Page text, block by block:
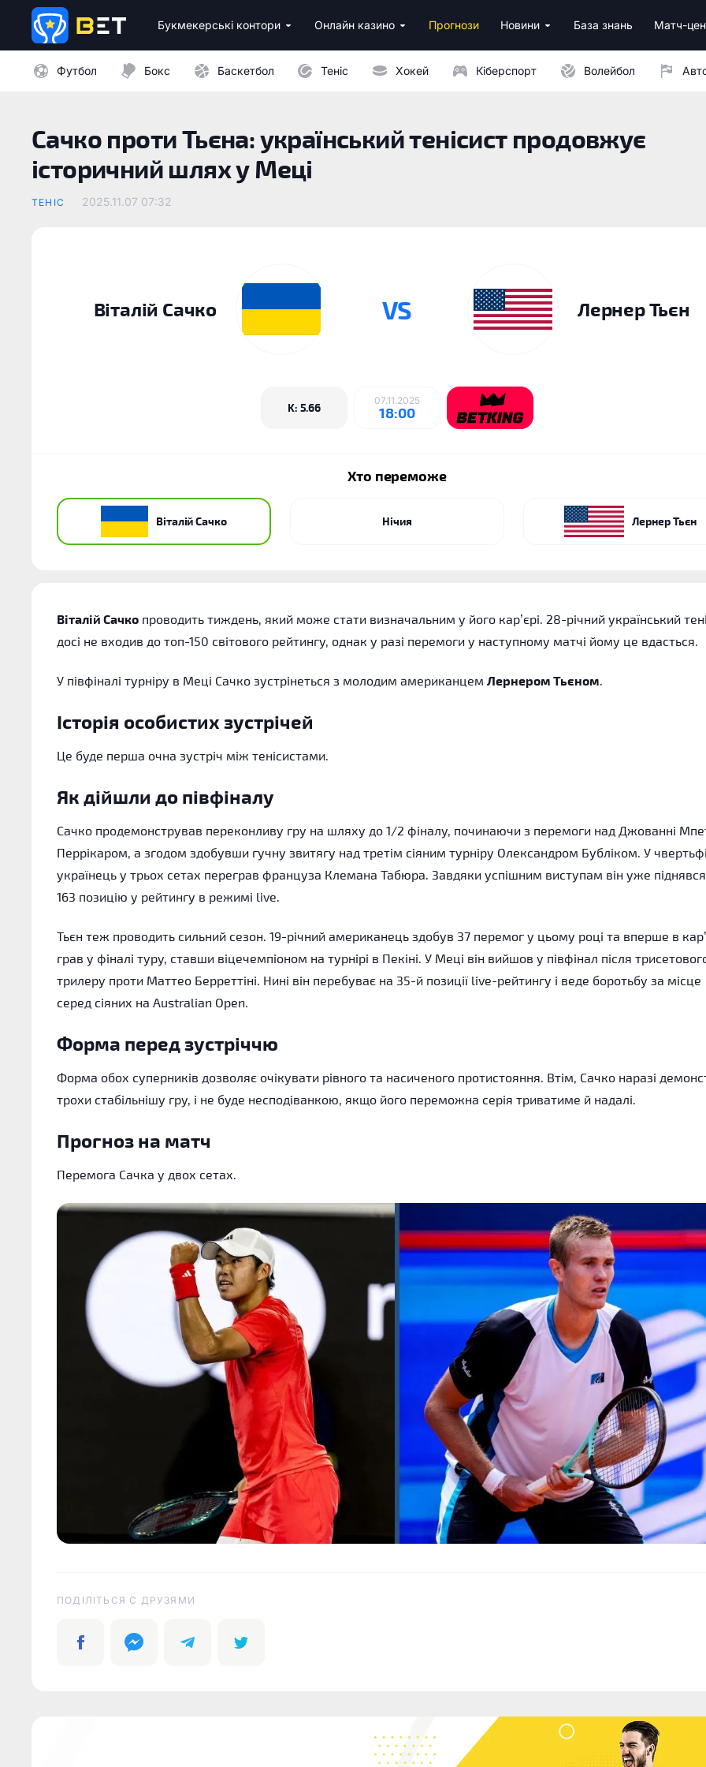
Букмекерські контори Онлайн казино Прогнози Новини База знань Матч-
Футбол Бокс Баскетбол Теніс Хокей Кіберспорт Волейбол
Сачко проти Тьєна: український тенісист продовжує
історичний шлях у Меці
ТЕНІС 2025.11.07 07:32
Віталій Сачко VS Лернер Тьєн
K: 5.66
07.11.2025
18:00
Хто переможе
Віталій Сачко Нічия Лернер Тьєн
Віталій Сачко проводить тиждень, який може стати визначальним у його кар’єрі. 28-річний український
досі не входив до топ-150 світового рейтингу, однак у разі перемоги у наступному матчі йому це вдасться.
У півфіналі турніру в Меці Сачко зустрінеться з молодим американцем Лернером Тьєном.
Історія особистих зустрічей
Це буде перша очна зустріч між тенісистами.
Як дійшли до півфіналу
Сачко продемонстрував переконливу гру на шляху до 1/2 фіналу, починаючи з перемоги над Джованні
Перрікаром, а згодом здобувши гучну звитягу над третім сіяним турніру Олександром Бубліком. У
українець у трьох сетах переграв француза Клемана Табюра. Завдяки успішним виступам він уже
163 позицію у рейтингу в режимі live.
Тьєн теж проводить сильний сезон. 19-річний американець здобув 37 перемог у цьому році та вперше в
грав у фіналі туру, ставши віцечемпіоном на турнірі в Пекіні. У Меці він вийшов у півфінал після
трилеру проти Маттео Берреттіні. Нині він перебуває на 35-й позиції live-рейтингу і веде боротьбу за місце
серед сіяних на Australian Open.
Форма перед зустріччю
Форма обох суперників дозволяє очікувати рівного та насиченого протистояння. Втім, Сачко наразі
трохи стабільнішу гру, і не буде несподіванкою, якщо його переможна серія триватиме й надалі.
Прогноз на матч
Перемога Сачка у двох сетах.
ПОДІЛІТЬСЯ C ДРУЗЯМИ